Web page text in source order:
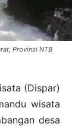
Provinsi NTB
(Dispar)
wisata
desa